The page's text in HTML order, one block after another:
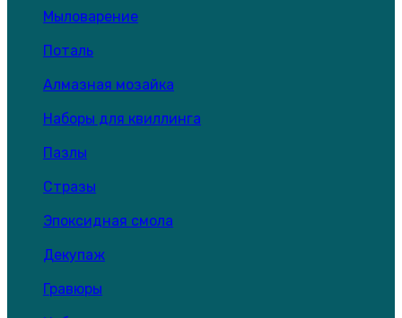
Мыловарение
Поталь
Алмазная мозайка
Наборы для квиллинга
Пазлы
Стразы
Эпоксидная смола
Декупаж
Гравюры